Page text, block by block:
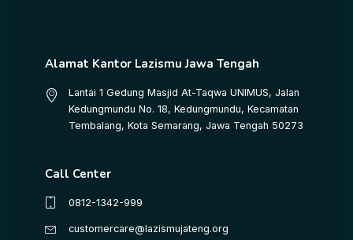
Alamat Kantor Lazismu Jawa Tengah
Lantai 1 Gedung Masjid At-Taqwa UNIMUS, Jalan
Kedungmundu No. 18, Kedungmundu, Kecamatan
Tembalang, Kota Semarang, Jawa Tengah 50273
Call Center
0812-1342-999
customercare@lazismujateng.org